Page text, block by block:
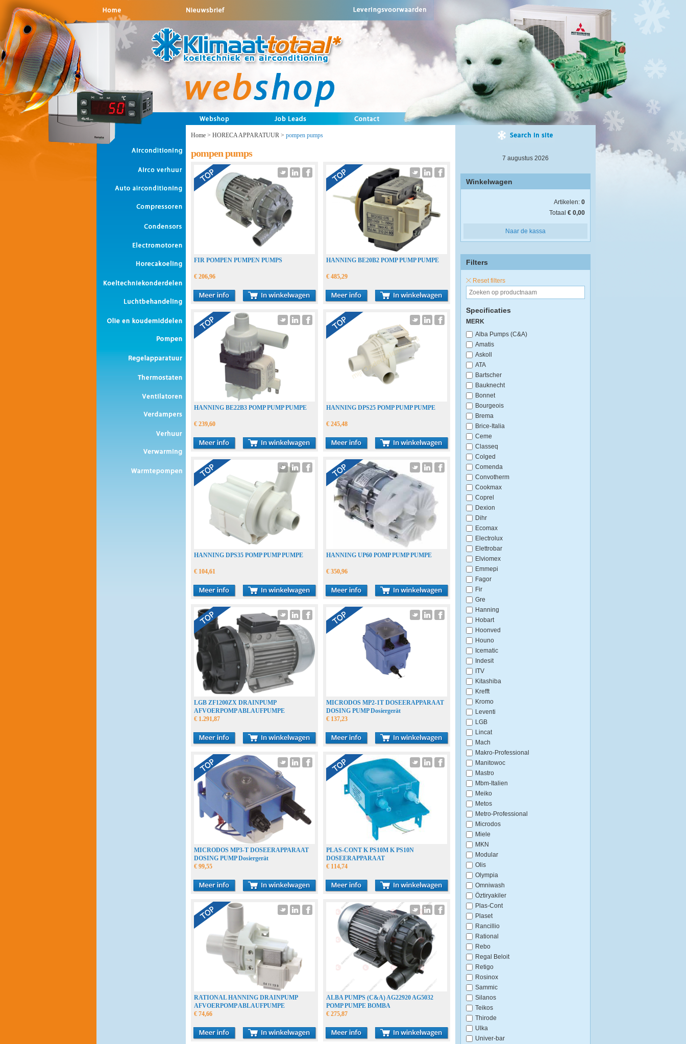
Home > HORECA APPARATUUR > pompen pumps
pompen pumps
FIR POMPEN PUMPEN PUMPS
€ 206,96
HANNING BE20B2 POMP PUMP PUMPE
€ 485,29
HANNING BE22B3 POMP PUMP PUMPE
€ 239,60
HANNING DPS25 POMP PUMP PUMPE
€ 245,48
HANNING DPS35 POMP PUMP PUMPE
€ 104,61
HANNING UP60 POMP PUMP PUMPE
€ 350,96
LGB ZF1200ZX DRAINPUMP
AFVOERPOMP ABLAUFPUMPE
€ 1.291,87
MICRODOS MP2-1T DOSEERAPPARAAT
DOSING PUMP Dosiergerät
€ 137,23
MICRODOS MP3-T DOSEERAPPARAAT
DOSING PUMP Dosiergerät
€ 99,55
PLAS-CONT K PS10M K PS10N
DOSEERAPPARAAT
€ 114,74
RATIONAL HANNING DRAINPUMP
AFVOERPOMP ABLAUFPUMPE
€ 74,66
ALBA PUMPS (C&A) AG22920 AG5032
POMP PUMPE BOMBA
€ 275,87
7 augustus 2026
Winkelwagen
Artikelen: 0
Totaal € 0,00
Naar de kassa
Filters
Reset filters
Specificaties
MERK
Alba Pumps (C&A)
Amatis
Askoll
ATA
Bartscher
Bauknecht
Bonnet
Bourgeois
Brema
Brice-Italia
Ceme
Classeq
Colged
Comenda
Convotherm
Cookmax
Coprel
Dexion
Dihr
Ecomax
Electrolux
Elettrobar
Elviomex
Emmepi
Fagor
Fir
Gre
Hanning
Hobart
Hoonved
Houno
Icematic
Indesit
ITV
Kitashiba
Krefft
Kromo
Leventi
LGB
Lincat
Mach
Makro-Professional
Manitowoc
Mastro
Mbm-Italien
Meiko
Metos
Metro-Professional
Microdos
Miele
MKN
Modular
Olis
Olympia
Omniwash
Öztiryakiler
Plas-Cont
Plaset
Rancillio
Rational
Rebo
Regal Beloit
Retigo
Rosinox
Sammic
Silanos
Teikos
Thirode
Ulka
Univer-bar